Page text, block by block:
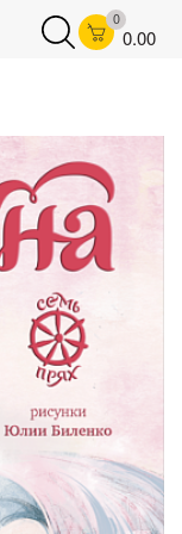
0
0.00